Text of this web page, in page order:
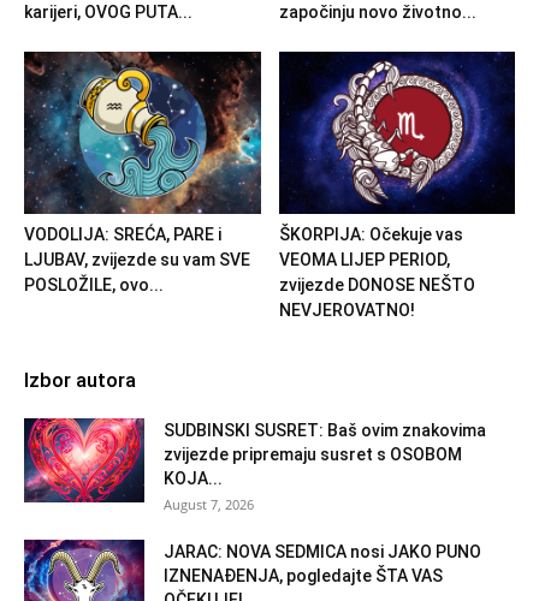
karijeri, OVOG PUTA...
započinju novo životno...
VODOLIJA: SREĆA, PARE i
LJUBAV, zvijezde su vam SVE
POSLOŽILE, ovo...
ŠKORPIJA: Očekuje vas
VEOMA LIJEP PERIOD,
zvijezde DONOSE NEŠTO
NEVJEROVATNO!
Izbor autora
SUDBINSKI SUSRET: Baš ovim znakovima
zvijezde pripremaju susret s OSOBOM
KOJA...
August 7, 2026
JARAC: NOVA SEDMICA nosi JAKO PUNO
IZNENAĐENJA, pogledajte ŠTA VAS